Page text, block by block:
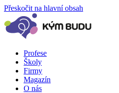
Přeskočit na hlavní obsah
Profese
Školy
Firmy
Magazín
O nás